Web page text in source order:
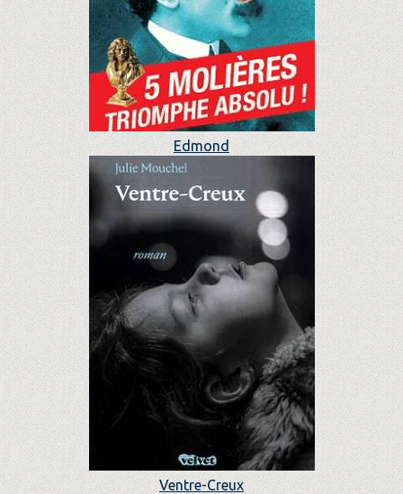
Edmond
Ventre-Creux